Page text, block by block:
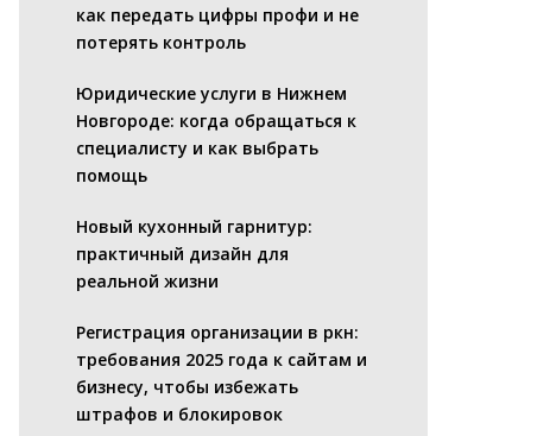
как передать цифры профи и не
потерять контроль
Юридические услуги в Нижнем
Новгороде: когда обращаться к
специалисту и как выбрать
помощь
Новый кухонный гарнитур:
практичный дизайн для
реальной жизни
Регистрация организации в ркн:
требования 2025 года к сайтам и
бизнесу, чтобы избежать
штрафов и блокировок